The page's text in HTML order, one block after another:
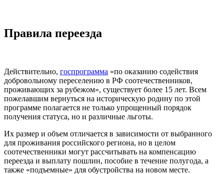
Правила переезда
Действительно, госпрограмма «по оказанию содействия
добровольному переселению в РФ соотечественников,
проживающих за рубежом», существует более 15 лет. Всем
пожелавшим вернуться на историческую родину по этой
программе полагается не только упрощенный порядок
получения статуса, но и различные льготы.
Их размер и объем отличается в зависимости от выбранного
для проживания российского региона, но в целом
соотечественники могут рассчитывать на компенсацию
переезда и выплату пошлин, пособие в течение полугода, а
также «подъемные» для обустройства на новом месте.